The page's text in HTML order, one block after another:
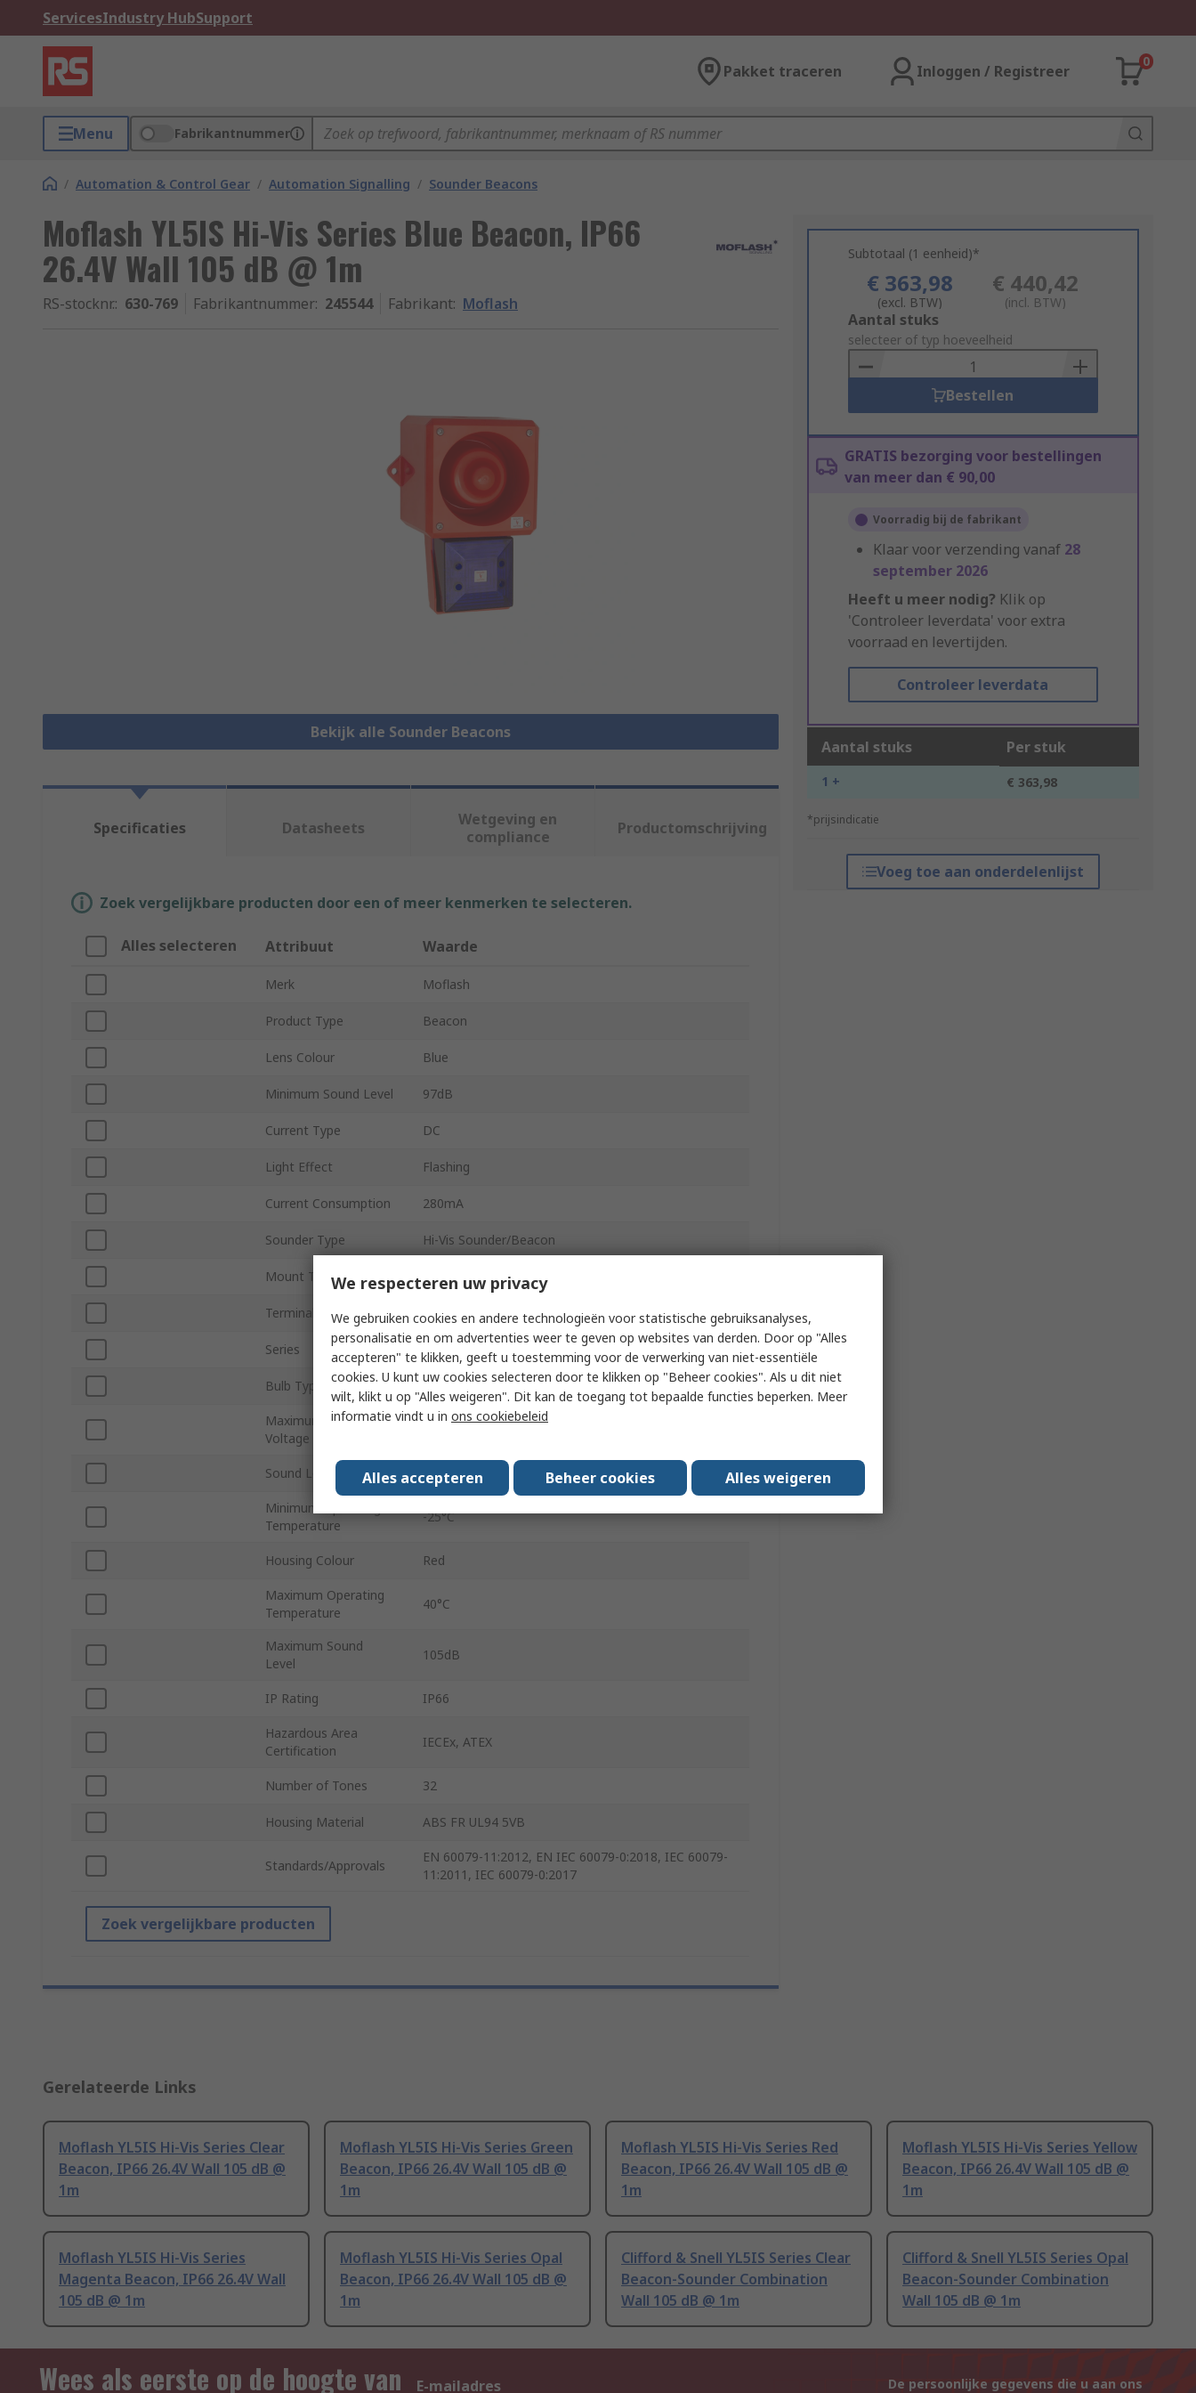
ServicesIndustry HubSupport
Pakket traceren Inloggen / Registreer
0
Menu Fabrikantnummer
/ Automation & Control Gear / Automation Signalling / Sounder Beacons
Moflash YL5IS Hi-Vis Series Blue Beacon, IP66
26.4V Wall 105 dB @ 1m
RS-stocknr.: 630-769 Fabrikantnummer: 245544 Fabrikant: Moflash
Bekijk alle Sounder Beacons
Subtotaal (1 eenheid)*
€ 363,98
(excl. BTW)
€ 440,42
(incl. BTW)
Add
to
Basket
Aantal stuks
selecteer of typ hoeveelheid
Bestellen
GRATIS bezorging voor bestellingen
van meer dan € 90,00
Voorradig bij de fabrikant
Klaar voor verzending vanaf 28
september 2026
Heeft u meer nodig? Klik op
'Controleer leverdata' voor extra
voorraad en levertijden.
Controleer leverdata
Aantal stuks Per stuk
1 + € 363,98
*prijsindicatie
Voeg toe aan onderdelenlijst
Specificaties Datasheets
Wetgeving en
compliance
Productomschrijving
Zoek vergelijkbare producten door een of meer kenmerken te selecteren.
Alles selecteren Attribuut Waarde
Merk Moflash
Product Type Beacon
Lens Colour Blue
Minimum Sound Level 97dB
Current Type DC
Light Effect Flashing
Current Consumption 280mA
Sounder Type Hi-Vis Sounder/Beacon
Mount Type Wall
Terminal Type Cable
Series YL5IS Hi-Vis
Bulb Type LED
Maximum Supply
Voltage
Sound Level at 1m 105dB
Minimum Operating
Temperature
-25°C
Housing Colour Red
Maximum Operating
Temperature
40°C
Maximum Sound
Level
105dB
IP Rating IP66
Hazardous Area
Certification
IECEx, ATEX
Number of Tones 32
Housing Material ABS FR UL94 5VB
Standards/Approvals
EN 60079-11:2012, EN IEC 60079-0:2018, IEC 60079-
11:2011, IEC 60079-0:2017
Zoek vergelijkbare producten
Gerelateerde Links
Moflash YL5IS Hi-Vis Series Clear
Beacon, IP66 26.4V Wall 105 dB @
1m
Moflash YL5IS Hi-Vis Series Green
Beacon, IP66 26.4V Wall 105 dB @
1m
Moflash YL5IS Hi-Vis Series Red
Beacon, IP66 26.4V Wall 105 dB @
1m
Moflash YL5IS Hi-Vis Series Yellow
Beacon, IP66 26.4V Wall 105 dB @
1m
Moflash YL5IS Hi-Vis Series
Magenta Beacon, IP66 26.4V Wall
105 dB @ 1m
Moflash YL5IS Hi-Vis Series Opal
Beacon, IP66 26.4V Wall 105 dB @
1m
Clifford & Snell YL5IS Series Clear
Beacon-Sounder Combination
Wall 105 dB @ 1m
Clifford & Snell YL5IS Series Opal
Beacon-Sounder Combination
Wall 105 dB @ 1m
Wees als eerste op de hoogte van
E-mailadres De persoonlijke gegevens die u aan ons
We respecteren uw privacy
We gebruiken cookies en andere technologieën voor statistische gebruiksanalyses,
personalisatie en om advertenties weer te geven op websites van derden. Door op "Alles
accepteren" te klikken, geeft u toestemming voor de verwerking van niet-essentiële
cookies. U kunt uw cookies selecteren door te klikken op "Beheer cookies". Als u dit niet
wilt, klikt u op "Alles weigeren". Dit kan de toegang tot bepaalde functies beperken. Meer
informatie vindt u in ons cookiebeleid
Alles accepteren Beheer cookies Alles weigeren